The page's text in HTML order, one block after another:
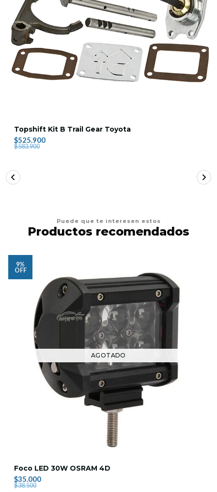
Topshift Kit B Trail Gear Toyota
$525.900
$583.900
Puede que te interesen estos
Productos recomendados
9%
OFF
AGOTADO
Foco LED 30W OSRAM 4D
$35.000
$38.500